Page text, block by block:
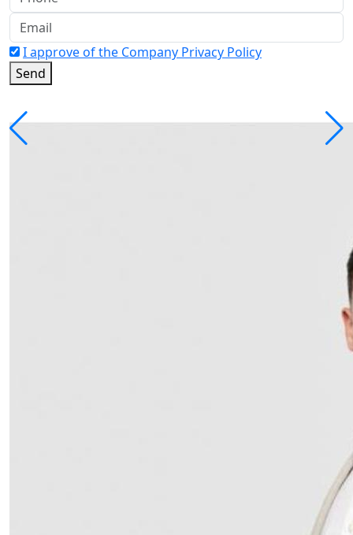
I approve of the Company Privacy Policy
Send